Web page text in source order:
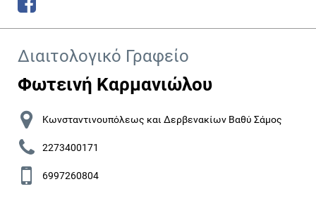
Διαιτολογικό Γραφείο
Φωτεινή Καρμανιώλου
Κωνσταντινουπόλεως και Δερβενακίων Βαθύ Σάμος
2273400171
6997260804